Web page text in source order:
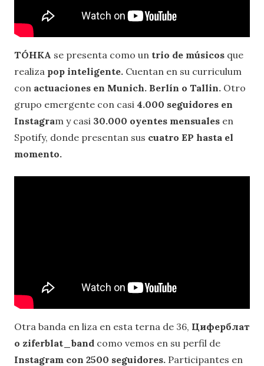
ТÓНКА se presenta como un trio de músicos que
realiza pop inteligente. Cuentan en su curriculum
con actuaciones en Munich. Berlín o Tallin. Otro
grupo emergente con casi 4.000 seguidores en
Instagram y casi 30.000 oyentes mensuales en
Spotify, donde presentan sus cuatro EP hasta el
momento.
Otra banda en liza en esta terna de 36, Циферблат
o ziferblat_band como vemos en su perfil de
Instagram con 2500 seguidores. Participantes en